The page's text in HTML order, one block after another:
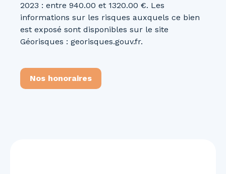
2023 : entre 940.00 et 1320.00 €. Les
informations sur les risques auxquels ce bien
est exposé sont disponibles sur le site
Géorisques : georisques.gouv.fr.
Nos honoraires